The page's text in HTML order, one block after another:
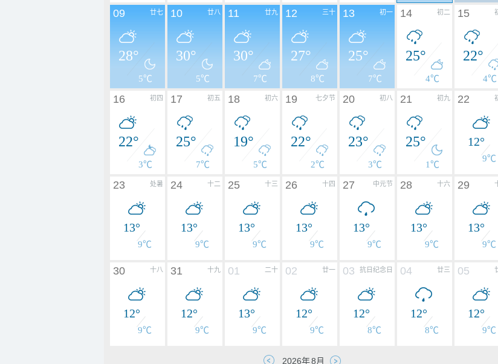
廿七
09
28°
5℃
廿八
10
30°
5℃
廿九
11
30°
7℃
三十
12
27°
8℃
初一
13
25°
7℃
初二
14
25°
4℃
15
22°
4℃
初四
16
22°
3℃
初五
17
25°
7℃
初六
18
19°
5℃
七夕节
19
22°
2℃
初八
20
23°
3℃
初九
21
25°
1℃
22
12°
9℃
处暑
23
13°
9℃
十二
24
13°
9℃
十三
25
13°
9℃
十四
26
13°
9℃
中元节
27
13°
9℃
十六
28
13°
9℃
29
13°
9℃
十八
30
12°
9℃
十九
31
12°
9℃
二十
01
13°
9℃
廿一
02
12°
9℃
抗日纪念日
03
12°
8℃
廿三
04
12°
8℃
05
12°
9℃